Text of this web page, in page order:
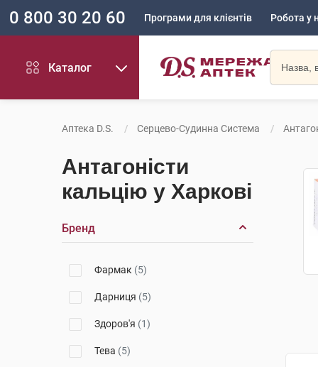
0 800 30 20 60 Програми для клієнтів Робота у
Каталог
Аптека D.S. Серцево-Судинна Система
Антагоністи
кальцію у Харкові
Бренд
Фармак (5)
Дарниця (5)
Здоров'я (1)
Тева (5)